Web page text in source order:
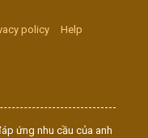
policy
Help
ứng nhu cầu của anh